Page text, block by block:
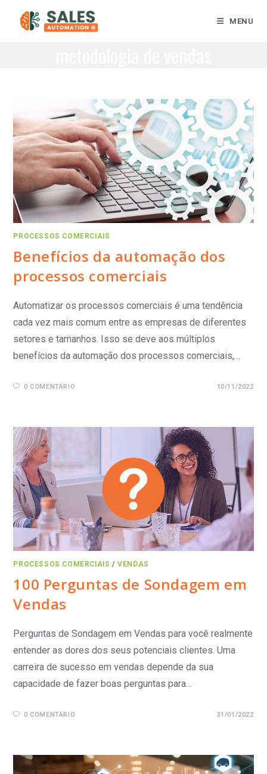
MENU
PROCESSOS COMERCIAIS
Benefícios da automação dos
processos comerciais
Automatizar os processos comerciais é uma tendência
cada vez mais comum entre as empresas de diferentes
setores e tamanhos. Isso se deve aos múltiplos
benefícios da automação dos processos comerciais,…
0 COMENTÁRIO 10/11/2022
PROCESSOS COMERCIAIS /VENDAS
100 Perguntas de Sondagem em
Vendas
Perguntas de Sondagem em Vendas para você realmente
entender as dores dos seus potenciais clientes. Uma
carreira de sucesso em vendas depende da sua
capacidade de fazer boas perguntas para…
0 COMENTÁRIO 31/01/2022